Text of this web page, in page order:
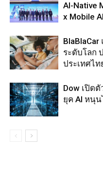
AI-Native
x Mobile
ระดับโลก
ประเทศไท
Dow เปิด
ยุค AI หนุ